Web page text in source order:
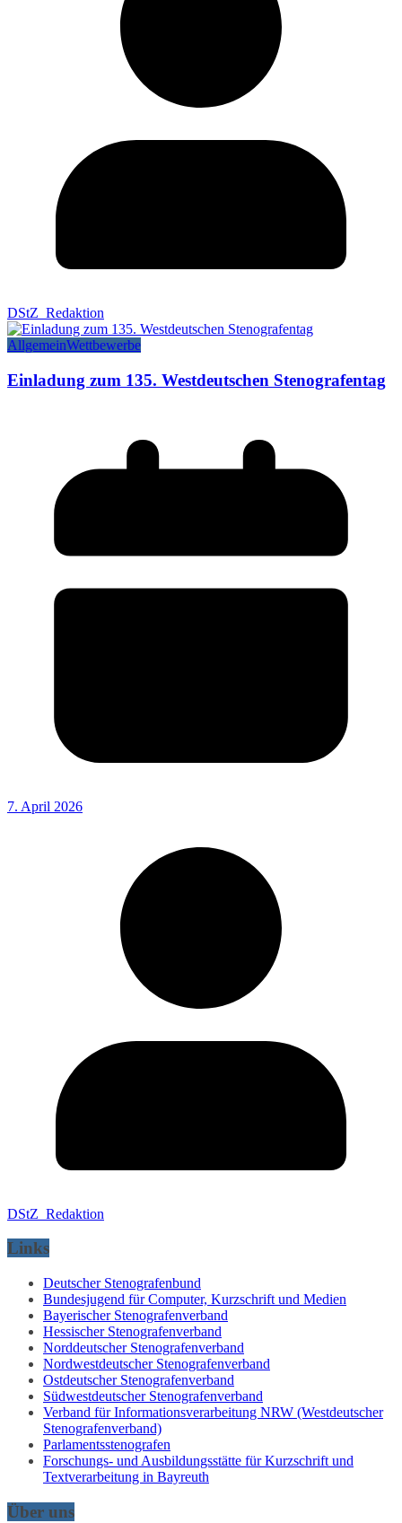
DStZ_Redaktion
AllgemeinWettbewerbe
Einladung zum 135. Westdeutschen Stenografentag
7. April 2026
DStZ_Redaktion
Links
Deutscher Stenografenbund
Bundesjugend für Computer, Kurzschrift und Medien
Bayerischer Stenografenverband
Hessischer Stenografenverband
Norddeutscher Stenografenverband
Nordwestdeutscher Stenografenverband
Ostdeutscher Stenografenverband
Südwestdeutscher Stenografenverband
Verband für Informationsverarbeitung NRW (Westdeutscher
Stenografenverband)
Parlamentsstenografen
Forschungs- und Ausbildungsstätte für Kurzschrift und
Textverarbeitung in Bayreuth
Über uns